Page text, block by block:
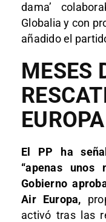
dama’
Globalia y con
añadido el
MESES
EUROPA
El PP ha
“apenas unos
Gobierno
Air Europa,
activó tras las